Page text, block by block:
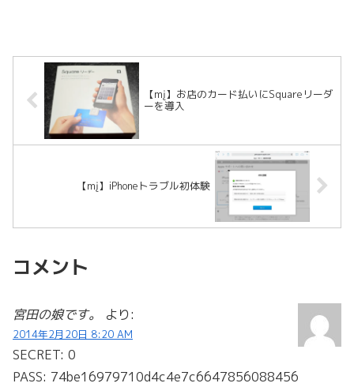
【mį】お店のカード払いにSquareリーダ
ーを導入
【mį】iPhoneトラブル初体験
コメント
宮田の娘です。 より:
2014年2月20日 8:20 AM
SECRET: 0
PASS: 74be16979710d4c4e7c6647856088456